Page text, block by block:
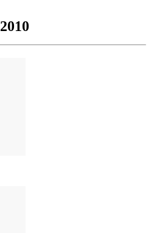
2010